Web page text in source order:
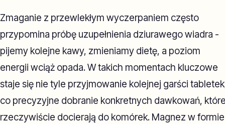
Zmaganie z przewlekłym wyczerpaniem często
przypomina próbę uzupełnienia dziurawego wiadra -
pijemy kolejne kawy, zmieniamy dietę, a poziom
energii wciąż opada. W takich momentach kluczowe
staje się nie tyle przyjmowanie kolejnej garści
co precyzyjne dobranie konkretnych dawkowań,
rzeczywiście docierają do komórek. Magnez w formie